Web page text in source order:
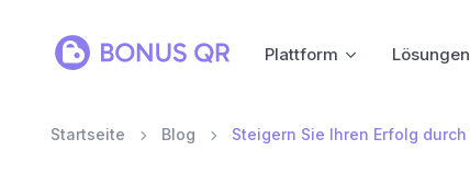
Plattform Lösungen
Startseite Blog Steigern Sie Ihren Erfolg